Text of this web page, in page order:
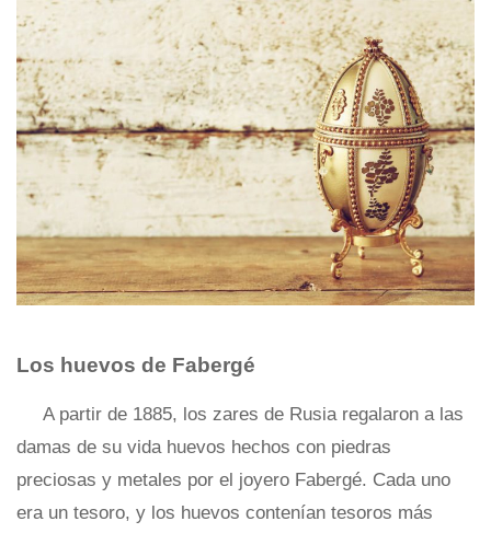
Los huevos de Fabergé
A partir de 1885, los zares de Rusia regalaron a las
damas de su vida huevos hechos con piedras
preciosas y metales por el joyero Fabergé. Cada uno
era un tesoro, y los huevos contenían tesoros más